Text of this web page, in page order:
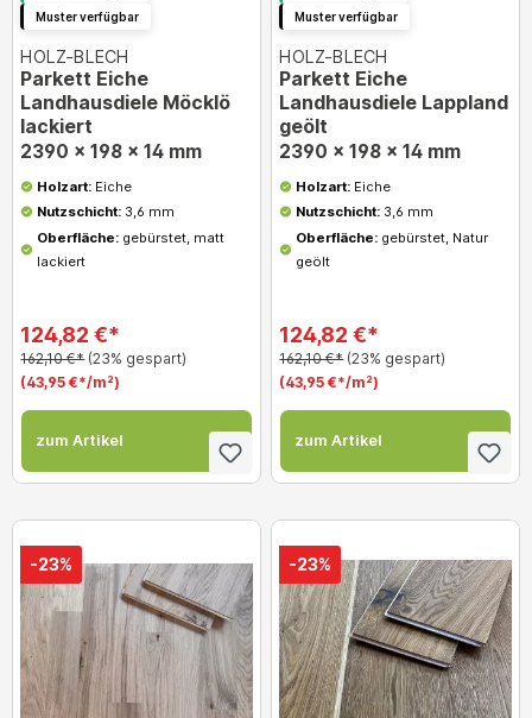
Muster verfügbar
HOLZ-BLECH
Parkett Eiche
Landhausdiele Möcklö
lackiert
2390 x 198 x 14 mm
Holzart:Eiche
Nutzschicht:3,6 mm
Oberfläche:gebürstet, matt
lackiert
124,82 €*
162,10 €* (23% gespart)
(43,95 €*/m²)
zum Artikel
Muster verfügbar
HOLZ-BLECH
Parkett Eiche
Landhausdiele Lappland
geölt
2390 x 198 x 14 mm
Holzart:Eiche
Nutzschicht:3,6 mm
Oberfläche:gebürstet, Natur
geölt
124,82 €*
162,10 €* (23% gespart)
(43,95 €*/m²)
zum Artikel
-23% -23%